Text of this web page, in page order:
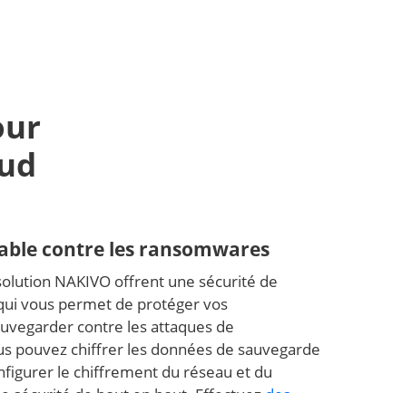
contre les ransomwares
NAKIVO offrent une sécurité de
vous permet de protéger vos
contre les attaques de
pouvez chiffrer les données de sauvegarde
le chiffrement du réseau et du